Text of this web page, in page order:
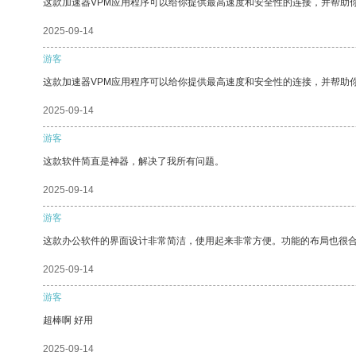
这款加速器VPM应用程序可以给你提供最高速度和安全性的连接，并帮助
2025-09-14
游客
这款加速器VPM应用程序可以给你提供最高速度和安全性的连接，并帮助
2025-09-14
游客
这款软件简直是神器，解决了我所有问题。
2025-09-14
游客
这款办公软件的界面设计非常简洁，使用起来非常方便。功能的布局也很
2025-09-14
游客
超棒啊 好用
2025-09-14